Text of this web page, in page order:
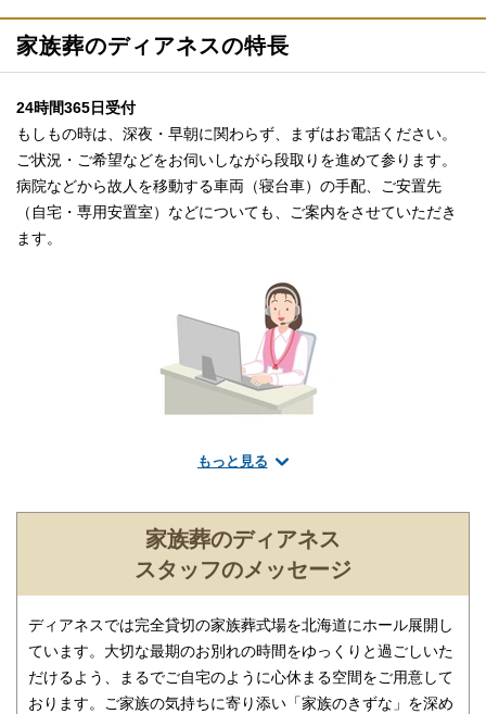
家族葬のディアネスの特長
もっと見る
24時間365日受付
もしもの時は、深夜・早朝に関わらず、まずはお電話ください。
ご状況・ご希望などをお伺いしながら段取りを進めて参ります。
病院などから故人を移動する車両（寝台車）の手配、ご安置先
（自宅・専用安置室）などについても、ご案内をさせていただき
ます。
ご希望にあわせて葬儀の段取りを進行いたします。火葬場、式
場、霊柩車などの手配をはじめ、必要な葬具（祭壇、棺、ドライ
アイス）などを、ご希望にあわせてご用意いたします。また、市
家族葬のディアネス
スタッフのメッセージ
ディアネスでは完全貸切の家族葬式場を北海道にホール展開し
ています。大切な最期のお別れの時間をゆっくりと過ごしいた
だけるよう、まるでご自宅のように心休まる空間をご用意して
おります。ご家族の気持ちに寄り添い「家族のきずな」を深め